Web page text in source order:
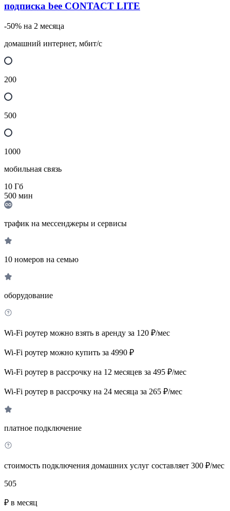
подписка bee CONTACT LITE
-50% на 2 месяца
домашний интернет, мбит/с
200
500
1000
мобильная связь
10 Гб
500 мин
трафик на мессенджеры и сервисы
10 номеров на семью
оборудование
Wi-Fi роутер можно взять в аренду за 120 ₽/мес
Wi-Fi роутер можно купить за 4990 ₽
Wi-Fi роутер в рассрочку на 12 месяцев за 495 ₽/мес
Wi-Fi роутер в рассрочку на 24 месяца за 265 ₽/мес
платное подключение
стоимость подключения домашних услуг составляет 300 ₽/мес
505
₽ в месяц